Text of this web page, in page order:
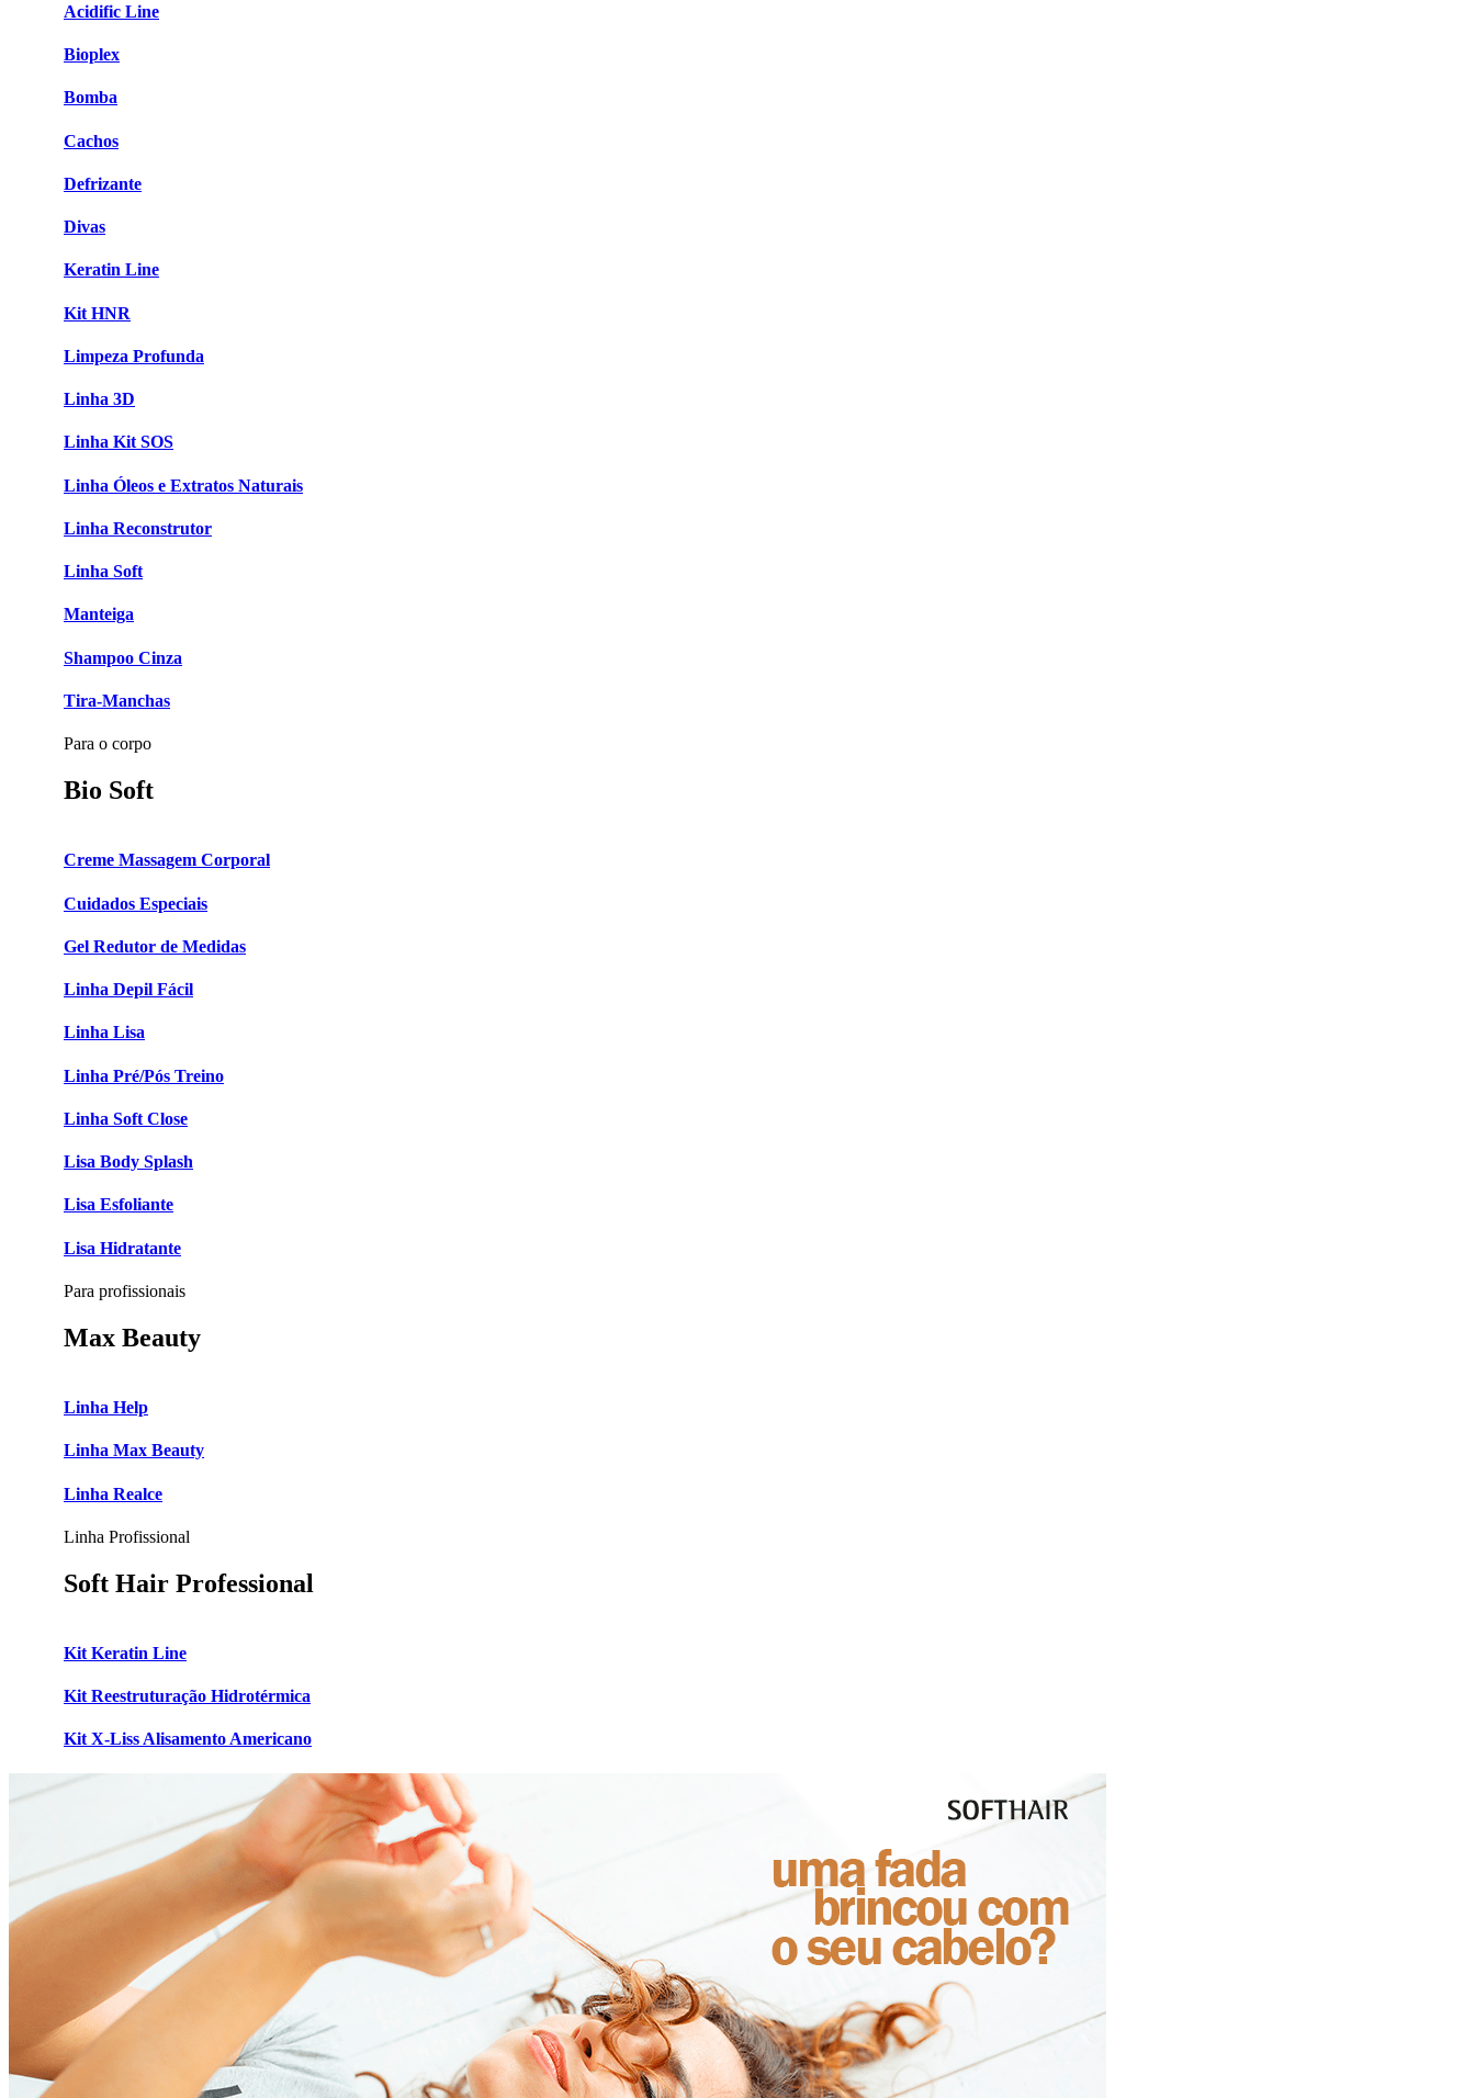
Acidific Line
Bioplex
Bomba
Cachos
Defrizante
Divas
Keratin Line
Kit HNR
Limpeza Profunda
Linha 3D
Linha Kit SOS
Linha Óleos e Extratos Naturais
Linha Reconstrutor
Linha Soft
Manteiga
Shampoo Cinza
Tira-Manchas
Para o corpo
Bio Soft
Creme Massagem Corporal
Cuidados Especiais
Gel Redutor de Medidas
Linha Depil Fácil
Linha Lisa
Linha Pré/Pós Treino
Linha Soft Close
Lisa Body Splash
Lisa Esfoliante
Lisa Hidratante
Para profissionais
Max Beauty
Linha Help
Linha Max Beauty
Linha Realce
Linha Profissional
Soft Hair Professional
Kit Keratin Line
Kit Reestruturação Hidrotérmica
Kit X-Liss Alisamento Americano